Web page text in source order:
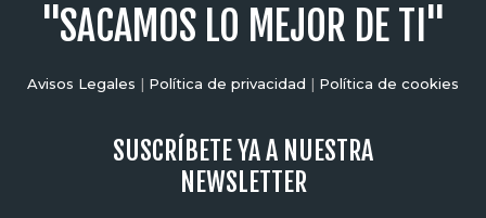
"SACAMOS LO MEJOR DE TI"
Avisos Legales | Política de privacidad | Política de cookies
SUSCRÍBETE YA A NUESTRA
NEWSLETTER